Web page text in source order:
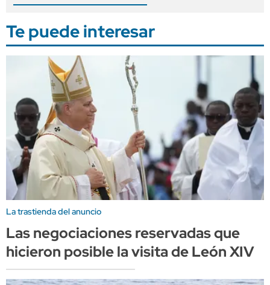
Te puede interesar
La trastienda del anuncio
Las negociaciones reservadas que
hicieron posible la visita de León XIV